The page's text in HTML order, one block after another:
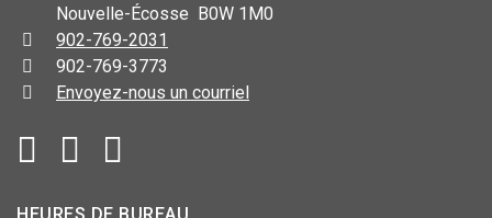
Nouvelle-Écosse B0W 1M0
902-769-2031
902-769-3773
Envoyez-nous un courriel